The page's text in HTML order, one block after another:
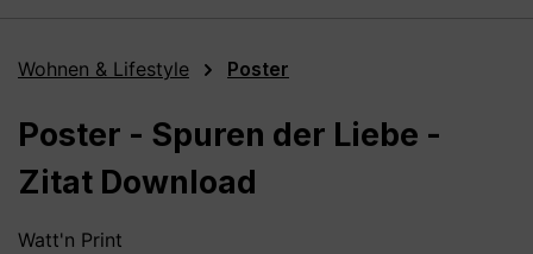
Wohnen & Lifestyle Poster
Poster - Spuren der Liebe -
Zitat Download
Watt'n Print